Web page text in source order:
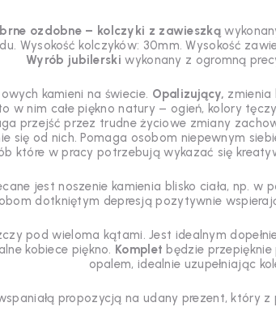
ozdobne – kolczyki z zawieszką
Wysokość kolczyków: 30mm. Wysokość
Wyrób jubilerski wykonany z ogromną
kamieni na świecie. Opalizujący, zmienia
w nim całe piękno natury – ogień, kolory
przejść przez trudne życiowe zmiany
się od nich. Pomaga osobom niepewnym
które w pracy potrzebują wykazać się
jest noszenie kamienia blisko ciała, np. w
dotkniętym depresją pozytywnie
pod wieloma kątami. Jest idealnym
kobiece piękno. Komplet będzie
opalem, idealnie uzupełniając
propozycją na udany prezent, który